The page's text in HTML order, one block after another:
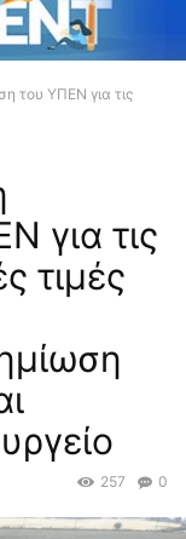
του ΥΠΕΝ για τις
για τις
τιμές
0
257